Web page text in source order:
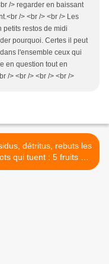
/> regarder en baissant
/> <br /> <br /> Les
petits restos de midi
pourquoi. Certes il peut
l'ensemble ceux qui
en question tout en
/> <br /> <br /> <br />
détritus, rebuts les
qui tuent : 5 fruits et
par jour... et les